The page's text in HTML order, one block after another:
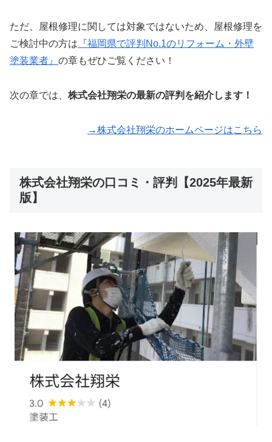
ただ、屋根修理に関しては対象ではないため、屋根修理を
ご検討中の方は 『福岡県で評判No.1のリフォーム・外壁
塗装業者』 の章もぜひご覧ください！
次の章では、 株式会社翔栄の最新の評判を紹介します！
→株式会社翔栄のホームページはこちら
株式会社翔栄の口コミ・評判【2025年最新
版】